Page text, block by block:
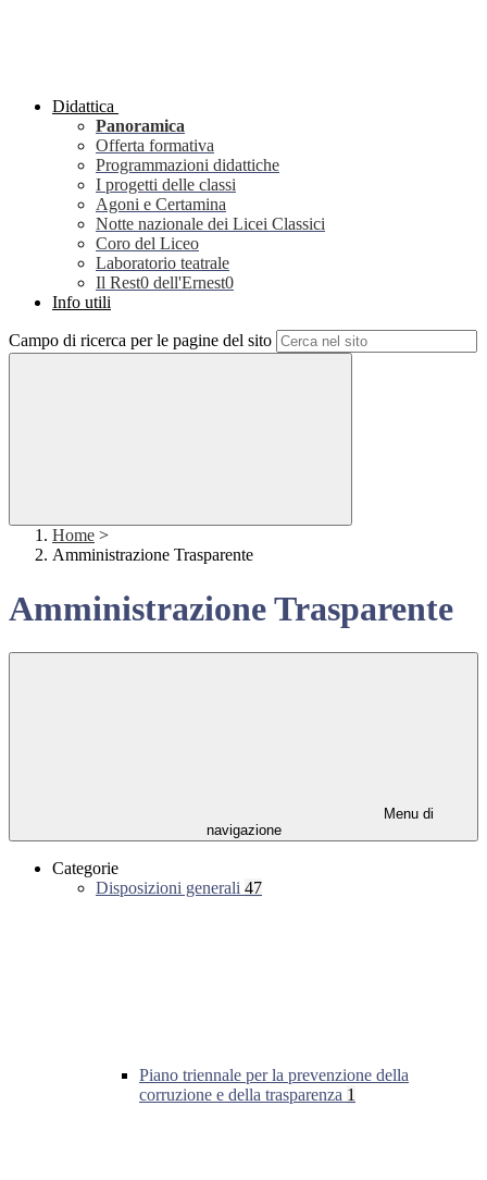
Didattica
Panoramica
Offerta formativa
Programmazioni didattiche
I progetti delle classi
Agoni e Certamina
Notte nazionale dei Licei Classici
Coro del Liceo
Laboratorio teatrale
Il Rest0 dell'Ernest0
Info utili
Campo di ricerca per le pagine del sito
Home >
Amministrazione Trasparente
Amministrazione Trasparente
Menu di
navigazione
Categorie
Disposizioni generali 47
Piano triennale per la prevenzione della
corruzione e della trasparenza 1